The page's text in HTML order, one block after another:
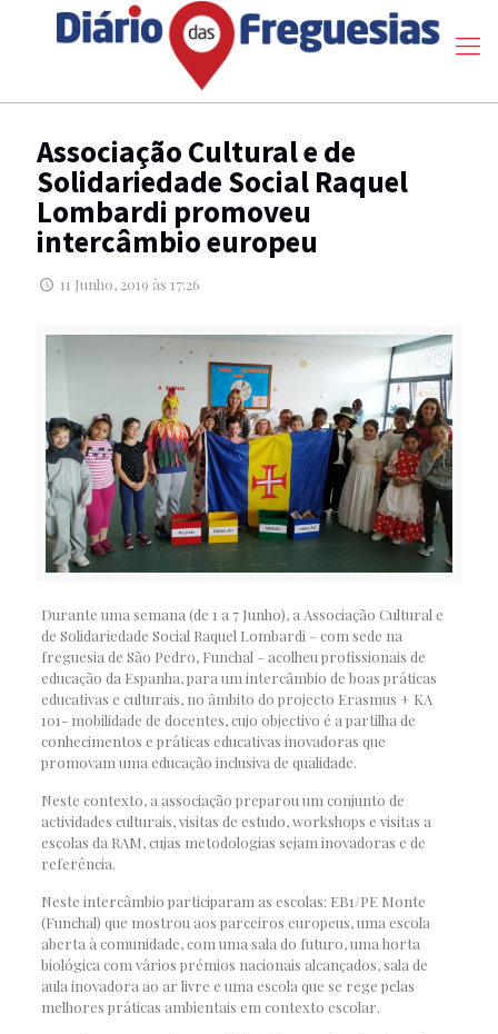
Associação Cultural e de
Solidariedade Social Raquel
Lombardi promoveu
intercâmbio europeu
11 Junho, 2019 às 17:26
Durante uma semana (de 1 a 7 Junho), a Associação Cultural e
de Solidariedade Social Raquel Lombardi – com sede na
freguesia de São Pedro, Funchal – acolheu profissionais de
educação da Espanha, para um intercâmbio de boas práticas
educativas e culturais, no âmbito do projecto Erasmus + KA
101- mobilidade de docentes, cujo objectivo é a partilha de
conhecimentos e práticas educativas inovadoras que
promovam uma educação inclusiva de qualidade.
Neste contexto, a associação preparou um conjunto de
actividades culturais, visitas de estudo, workshops e visitas a
escolas da RAM, cujas metodologias sejam inovadoras e de
referência.
Neste intercâmbio participaram as escolas: EB1/PE Monte
(Funchal) que mostrou aos parceiros europeus, uma escola
aberta à comunidade, com uma sala do futuro, uma horta
biológica com vários prémios nacionais alcançados, sala de
aula inovadora ao ar livre e uma escola que se rege pelas
melhores práticas ambientais em contexto escolar.